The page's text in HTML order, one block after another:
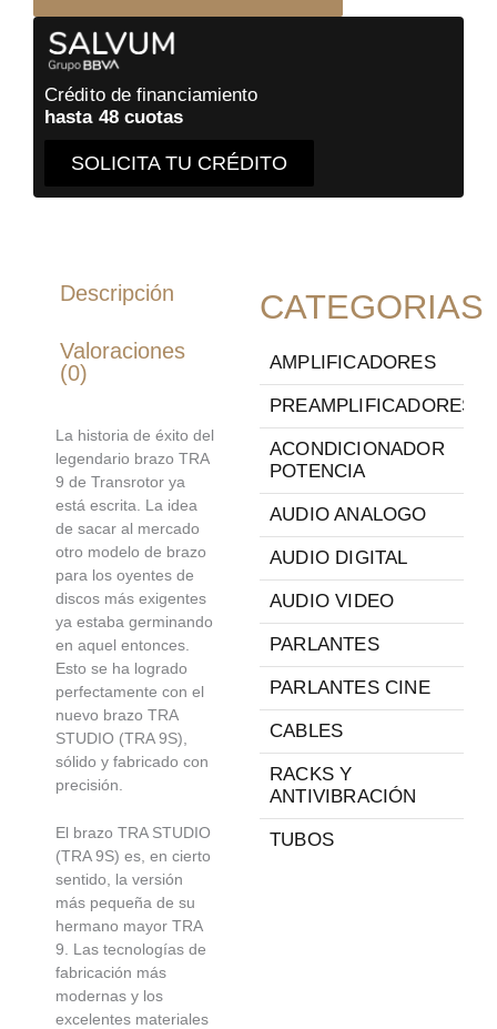
Accesorio
Tornamesa
cantidad
Crédito de financiamiento
hasta 48 cuotas
SOLICITA TU CRÉDITO
Descripción
Valoraciones
(0)
La historia de éxito del
legendario brazo TRA
9 de Transrotor ya
está escrita. La idea
de sacar al mercado
otro modelo de brazo
para los oyentes de
discos más exigentes
ya estaba germinando
en aquel entonces.
Esto se ha logrado
perfectamente con el
nuevo brazo TRA
STUDIO (TRA 9S),
sólido y fabricado con
precisión.
El brazo TRA STUDIO
(TRA 9S) es, en cierto
sentido, la versión
más pequeña de su
hermano mayor TRA
9. Las tecnologías de
fabricación más
modernas y los
excelentes materiales
CATEGORIAS
AMPLIFICADORES
PREAMPLIFICADORES
ACONDICIONADOR
POTENCIA
AUDIO ANALOGO
AUDIO DIGITAL
AUDIO VIDEO
PARLANTES
PARLANTES CINE
CABLES
RACKS Y
ANTIVIBRACIÓN
TUBOS